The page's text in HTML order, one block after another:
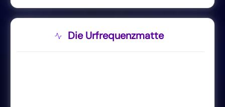
Die Urfrequenzmatte